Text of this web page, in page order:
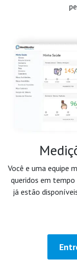
Você e uma equipe
queridos em tempo
já estão